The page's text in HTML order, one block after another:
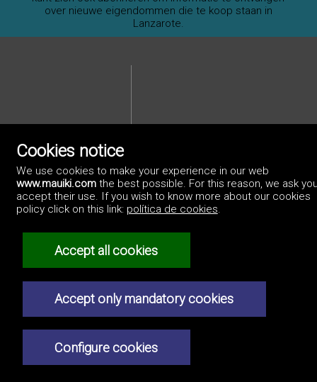
over nieuwe eigendommen die te koop staan in
Lanzarote.
Privacybeleid
Cookies notice
We use cookies to make your experience in our web
www.mauiki.comthe best possible. For this reason, we ask
accept their use. If you wish to know more about our cookies
policy click on this link: política de cookies.
Accept all cookies
Accept only mandatory cookies
Configure cookies